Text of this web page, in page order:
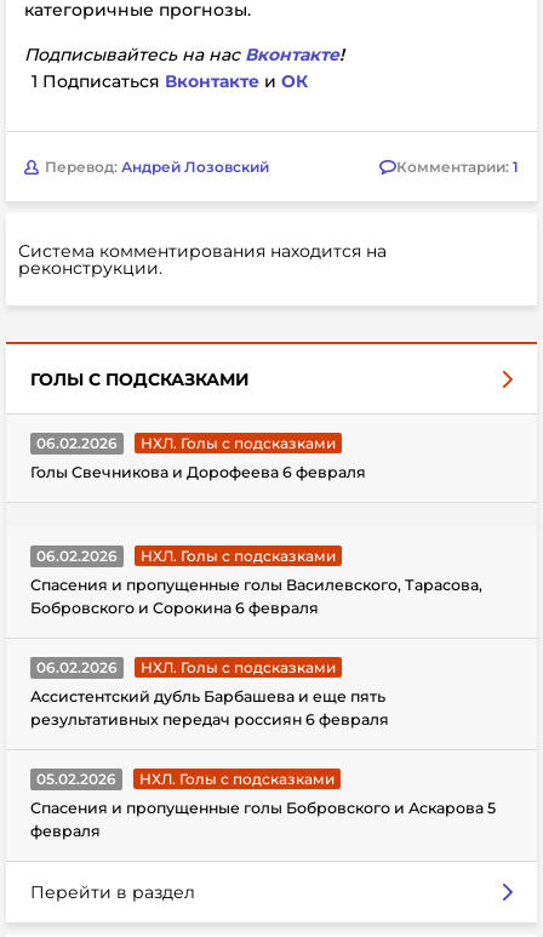
категоричные прогнозы.
Подписывайтесь на нас Вконтакте!
1 Подписаться Вконтакте иОК
Перевод: Андрей Лозовский Комментарии: 1
Система комментирования находится на
реконструкции.
ГОЛЫ С ПОДСКАЗКАМИ
06.02.2026
НХЛ. Голы с подсказками
Голы Свечникова и Дорофеева 6 февраля
06.02.2026
НХЛ. Голы с подсказками
Спасения и пропущенные голы Василевского, Тарасова,
Бобровского и Сорокина 6 февраля
06.02.2026
НХЛ. Голы с подсказками
Ассистентский дубль Барбашева и еще пять
результативных передач россиян 6 февраля
05.02.2026
НХЛ. Голы с подсказками
Спасения и пропущенные голы Бобровского и Аскарова 5
февраля
Перейти в раздел